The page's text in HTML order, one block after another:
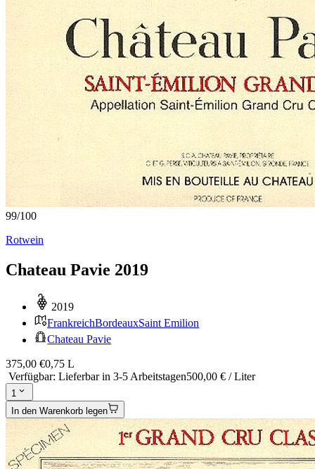
99/100
Rotwein
Chateau Pavie 2019
2019
FrankreichBordeauxSaint Emilion
Chateau Pavie
375,00 €0,75 L
Verfügbar: Lieferbar in 3-5 Arbeitstagen500,00 € / Liter
1
In den Warenkorb legen